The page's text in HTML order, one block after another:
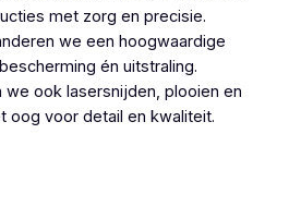
met zorg en precisie.
we een hoogwaardige
én uitstraling.
we ook lasersnijden, plooien en
oog voor detail en kwaliteit.